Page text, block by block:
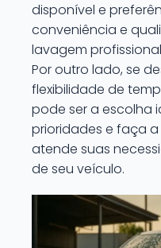
disponível e
conveniência e
lavagem
Por outro lado, se
flexibilidade de
pode ser a escolha
prioridades e faça
atende suas
de seu veículo.